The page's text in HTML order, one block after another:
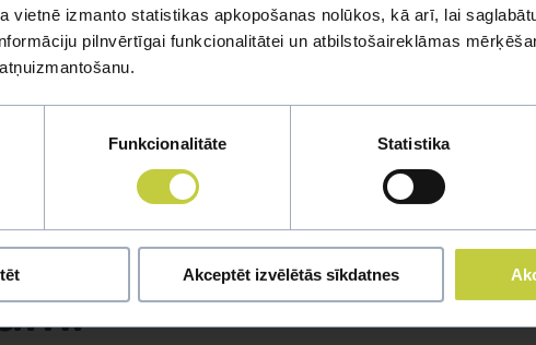
vietnē izmanto statistikas apkopošanas nolūkos, kā arī, lai
pilnvērtīgai funkcionalitātei un atbilstošaireklāmas
Funkcionalitāte Statistika
Akceptēt izvēlētās sīkdatnes